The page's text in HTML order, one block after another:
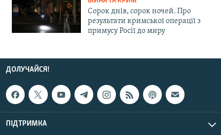
Сорок днів, сорок ночей. Про
результати кримської операції з
примусу Росії до миру
ДОЛУЧАЙСЯ!
ПІДТРИМКА